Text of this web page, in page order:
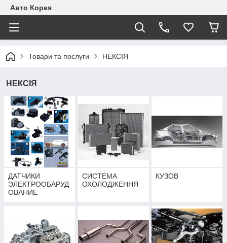
Авто Корея
Товари та послуги НЕКСІЯ
НЕКСІЯ
ДАТЧИКИ
ЭЛЕКТРООБАРУД
ОВАНИЕ
СИСТЕМА
ОХОЛОДЖЕННЯ
КУЗОВ